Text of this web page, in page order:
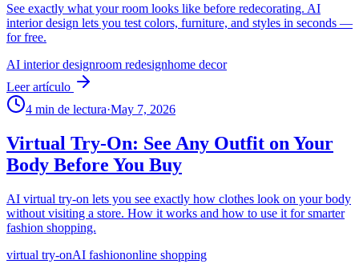
See exactly what your room looks like before redecorating. AI
interior design lets you test colors, furniture, and styles in seconds —
for free.
AI interior designroom redesignhome decor
Leer artículo
4 min de lectura·May 7, 2026
Virtual Try-On: See Any Outfit on Your
Body Before You Buy
AI virtual try-on lets you see exactly how clothes look on your body
without visiting a store. How it works and how to use it for smarter
fashion shopping.
virtual try-onAI fashiononline shopping